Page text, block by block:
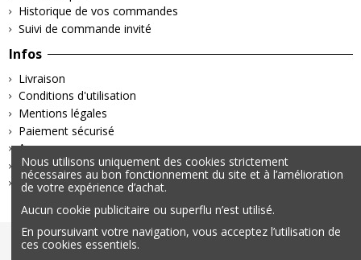
Historique de vos commandes
Suivi de commande invité
Infos
Livraison
Conditions d'utilisation
Mentions légales
Paiement sécurisé
A propos
Retours & Remboursements
Politique de confidentialité
© 2025 – Tous droits réservés | Données personnelles &
Nous utilisons uniquement des cookies strictement
nécessaires au bon fonctionnement du site et à l’amélioration
de votre expérience d’achat.
Aucun cookie publicitaire ou superflu n’est utilisé.
En poursuivant votre navigation, vous acceptez l’utilisation de
ces cookies essentiels.